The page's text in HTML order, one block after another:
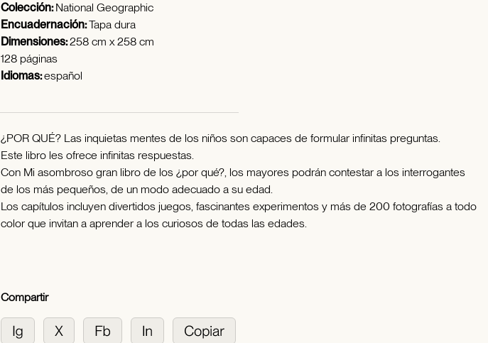
Colección:National Geographic
Encuadernación:Tapa dura
Dimensiones:258 cm x 258 cm
128 páginas
Idiomas:español
¿POR QUÉ? Las inquietas mentes de los niños son capaces de formular infinitas preguntas.
Este libro les ofrece infinitas respuestas.
Con Mi asombroso gran libro de los ¿por qué?, los mayores podrán contestar a los interrogantes
de los más pequeños, de un modo adecuado a su edad.
Los capítulos incluyen divertidos juegos, fascinantes experimentos y más de 200 fotografías a todo
color que invitan a aprender a los curiosos de todas las edades.
Compartir